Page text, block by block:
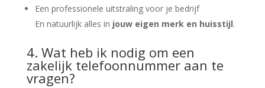
Een professionele uitstraling voor je bedrijf
En natuurlijk alles in jouw eigen merk en huisstijl.
4. Wat heb ik nodig om een
zakelijk telefoonnummer aan te
vragen?